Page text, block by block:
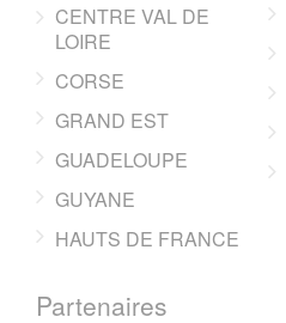
CENTRE VAL DE
LOIRE
CORSE
GRAND EST
GUADELOUPE
GUYANE
HAUTS DE FRANCE
Partenaires